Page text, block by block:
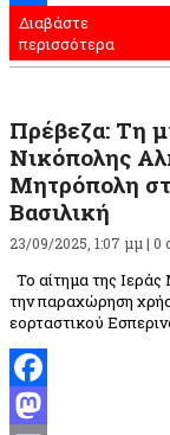
Μοιραστείτε
Διαβάστε
περισσότερα
Πρέβεζα: Τη
Νικόπολης
Μητρόπολη
Βασιλική
23/09/2025, 1:07 μμ | 0
Το αίτημα της
την παραχώρηση
εορταστικού
Facebook